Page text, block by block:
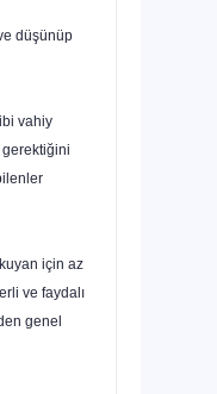
düşünüp
vahiy
için az
ve faydalı
genel